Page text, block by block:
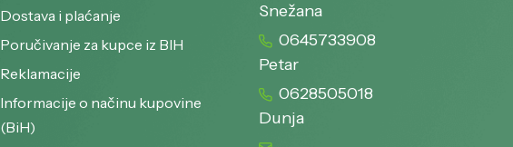
Dostava i plaćanje
Poručivanje za kupce iz BIH
Reklamacije
Informacije o načinu kupovine
(BiH)
Snežana
0645733908
Petar
0628505018
Dunja